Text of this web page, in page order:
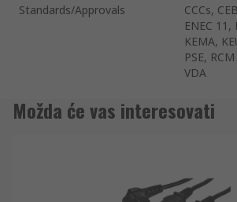
Standards/Approvals
CCCs,
ENEC 11,
KEMA,
PSE,
VDA
Možda će vas interesovati